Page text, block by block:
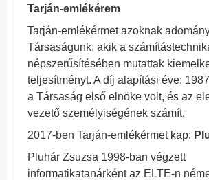
Tarján-emlékérem
Tarján-emlékérmet azoknak
Társaságunk, akik a
népszerűsítésében mutattak
teljesítményt. A díj alapítási éve:
a Társaság első elnöke volt, és az
vezető személyiségének számít.
2017-ben Tarján-emlékérmet kap:
Pluhár Zsuzsa 1998-ban végzett
informatikatanárként az ELTE-n